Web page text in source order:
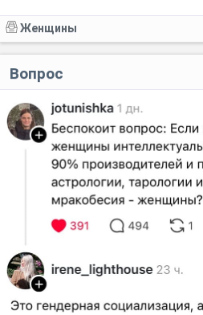
Женщины
Вопрос